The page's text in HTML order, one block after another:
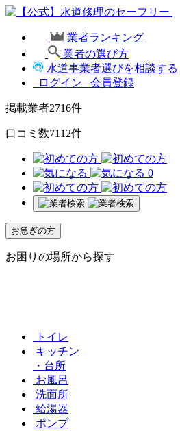
業者ランキング
業者の選び方
水道事業者選びを相談する
ログイン
会員登録
掲載業者2716件
口コミ数7112件
0
お急ぎの方
お困りの場所から探す
トイレ
キッチン
・台所
お風呂
洗面所
給湯器
ポンプ